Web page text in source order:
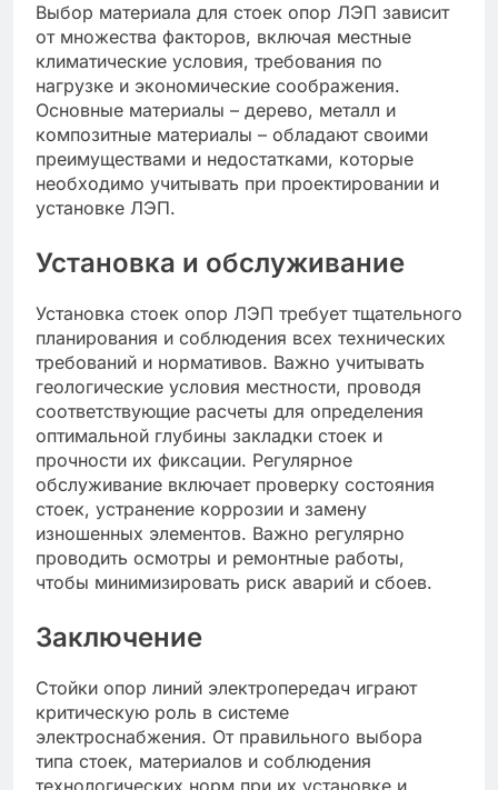
Выбор материала для стоек опор ЛЭП зависит
от множества факторов, включая местные
климатические условия, требования по
нагрузке и экономические соображения.
Основные материалы – дерево, металл и
композитные материалы – обладают своими
преимуществами и недостатками, которые
необходимо учитывать при проектировании и
установке ЛЭП.
Установка и обслуживание
Установка стоек опор ЛЭП требует тщательного
планирования и соблюдения всех технических
требований и нормативов. Важно учитывать
геологические условия местности, проводя
соответствующие расчеты для определения
оптимальной глубины закладки стоек и
прочности их фиксации. Регулярное
обслуживание включает проверку состояния
стоек, устранение коррозии и замену
изношенных элементов. Важно регулярно
проводить осмотры и ремонтные работы,
чтобы минимизировать риск аварий и сбоев.
Заключение
Стойки опор линий электропередач играют
критическую роль в системе
электроснабжения. От правильного выбора
типа стоек, материалов и соблюдения